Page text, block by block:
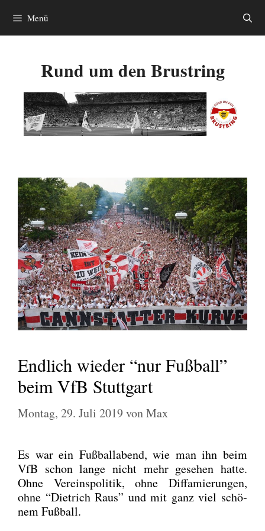
Inhalt
springen
Menü
Rund um den Brustring
Endlich wieder “nur Fußball”
beim VfB Stuttgart
Montag, 29. Juli 2019 vonMax
Es war ein Fuß­ball­abend, wie man ihn beim
VfB schon lan­ge nicht mehr gese­hen hat­te.
Ohne Ver­eins­po­li­tik, ohne Dif­fa­mie­run­gen,
ohne “Diet­rich Raus” und mit ganz viel schö­
nem Fuß­ball.